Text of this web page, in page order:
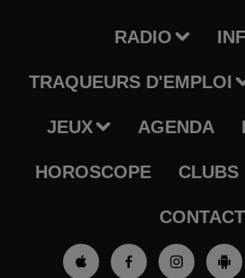
RADIO
TRAQUEURS D'EMPLOI
JEUX AGENDA
HOROSCOPE CLUBS
CONTACT